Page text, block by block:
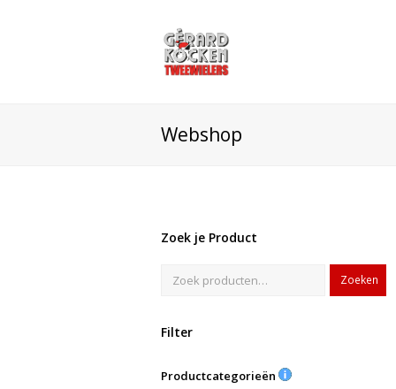
Webshop
Zoek je Product
Zoeken
Filter
Productcategorieën